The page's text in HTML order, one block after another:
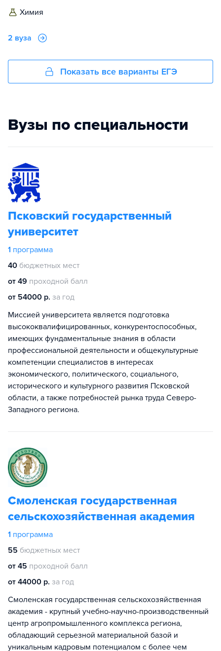
химия
2 вуза
Показать все варианты ЕГЭ
Вузы по специальности
Псковский государственный
университет
1 программа
40 бюджетных мест
от 49 проходной балл
от 54000 р. за год
Миссией университета является подготовка
высококвалифицированных, конкурентоспособных,
имеющих фундаментальные знания в области
профессиональной деятельности и общекультурные
компетенции специалистов в интересах
экономического, политического, социального,
исторического и культурного развития Псковской
области, а также потребностей рынка труда Северо-
Западного региона.
Смоленская государственная
сельскохозяйственная академия
1 программа
55 бюджетных мест
от 45 проходной балл
от 44000 р. за год
Смоленская государственная сельскохозяйственная
академия - крупный учебно-научно-производственный
центр агропромышленного комплекса региона,
обладающий серьезной материальной базой и
уникальным кадровым потенциалом с более чем